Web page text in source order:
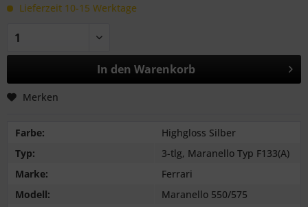
Lieferzeit 10-15 Werktage
In den Warenkorb
Merken
Farbe:
Highgloss Silber
Typ:
3-tlg, Maranello Typ F133(A)
Marke:
Ferrari
Modell:
Maranello 550/575